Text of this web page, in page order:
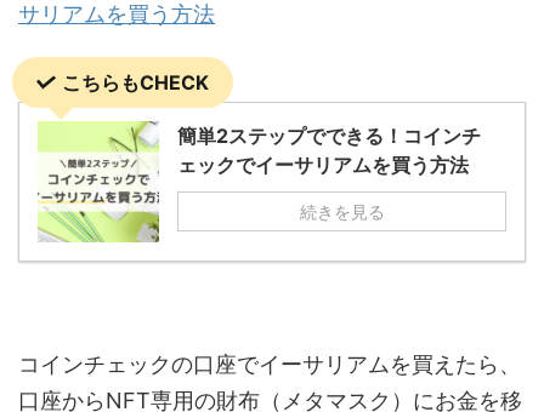
サリアムを買う方法
こちらもCHECK
簡単2ステップでできる！コインチ
ェックでイーサリアムを買う方法
続きを見る
コインチェックの口座でイーサリアムを買えたら、
口座からNFT専用の財布（メタマスク）にお金を移